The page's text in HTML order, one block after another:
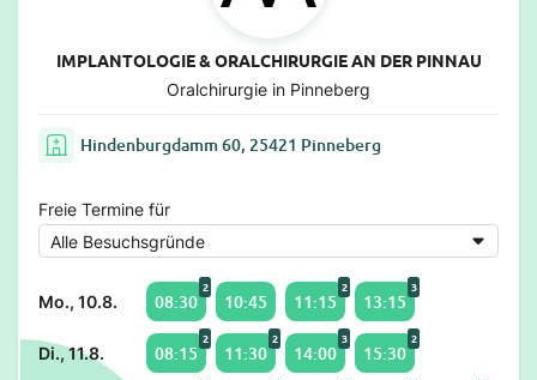
IMPLANTOLOGIE & ORALCHIRURGIE AN DER PINNAU
Oralchirurgie in Pinneberg
Hindenburgdamm 60, 25421 Pinneberg
Freie Termine für
Mo., 10.8. 08:30
2
10:45 11:15
2
13:15
3
Di., 11.8. 08:15
2
11:30
2
14:00
3
15:30
2